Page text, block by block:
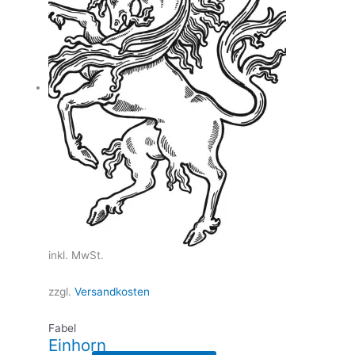
auf.
Die
Optionen
können
auf
Produktseite
gewählt
werden
inkl. MwSt.
zzgl.Versandkosten
Fabel
Einhorn